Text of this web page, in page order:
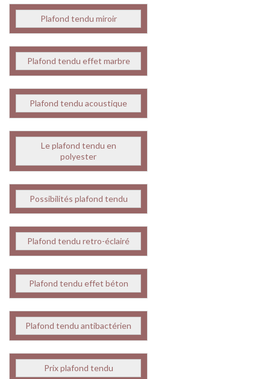
Plafond tendu miroir
Plafond tendu effet marbre
Plafond tendu acoustique
Le plafond tendu en
polyester
Possibilités plafond tendu
Plafond tendu retro-éclairé
Plafond tendu effet béton
Plafond tendu antibactérien
Prix plafond tendu